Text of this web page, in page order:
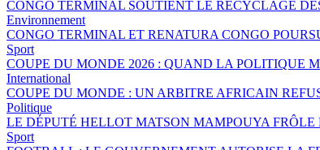
CONGO TERMINAL SOUTIENT LE RECYCLAGE
Environnement
CONGO TERMINAL ET RENATURA CONGO
Sport
COUPE DU MONDE 2026 : QUAND LA POLITIQUE
International
COUPE DU MONDE : UN ARBITRE AFRICAIN
Politique
LE DÉPUTÉ HELLOT MATSON MAMPOUYA
Sport